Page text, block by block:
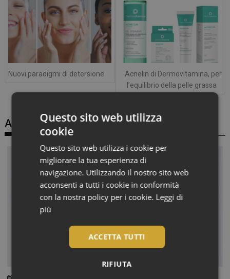
Nuovi paradigmi di detersione
Acnelin di Dermovitamina, per
l’equilibrio della pelle grassa
Articoli correlati
Questo sito web utilizza
cookie
Questo sito web utilizza i cookie per
migliorare la tua esperienza di
navigazione. Utilizzando il nostro sito web
acconsenti a tutti i cookie in conformità
con la nostra policy per i cookie. Leggi di
più
ACCETTA TUTTI
RIFIUTA